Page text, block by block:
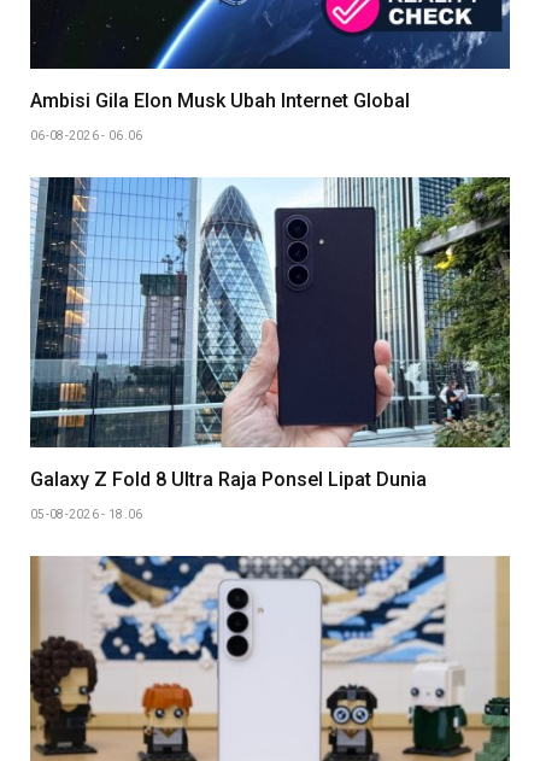
Ambisi Gila Elon Musk Ubah Internet Global
06-08-2026 - 06.06
Galaxy Z Fold 8 Ultra Raja Ponsel Lipat Dunia
05-08-2026 - 18.06